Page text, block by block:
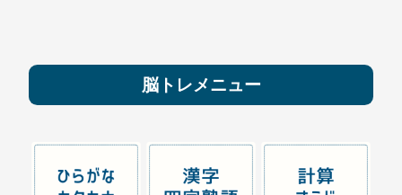
脳トレメニュー